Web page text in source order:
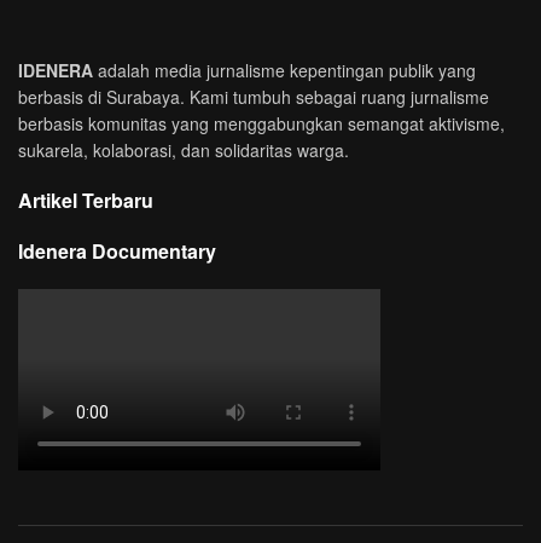
IDENERA adalah media jurnalisme kepentingan publik yang
berbasis di Surabaya. Kami tumbuh sebagai ruang jurnalisme
berbasis komunitas yang menggabungkan semangat aktivisme,
sukarela, kolaborasi, dan solidaritas warga.
Artikel Terbaru
Idenera Documentary